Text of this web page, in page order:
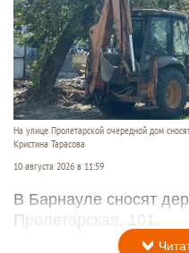
На улице Пролетарской очередной дом
Кристина Тарасова
10 августа 2026 в 11:59
В Барнауле сносят
Пролетарская, 101.